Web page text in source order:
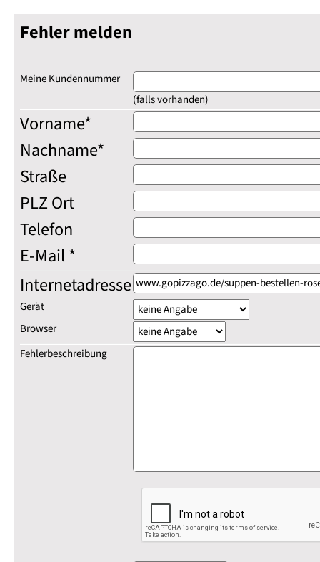
Fehler melden
Meine Kundennummer
(falls vorhanden)
Vorname*
Nachname*
Straße
PLZ Ort
Telefon
E-Mail *
Internetadresse
Gerät
Browser
Fehlerbeschreibung